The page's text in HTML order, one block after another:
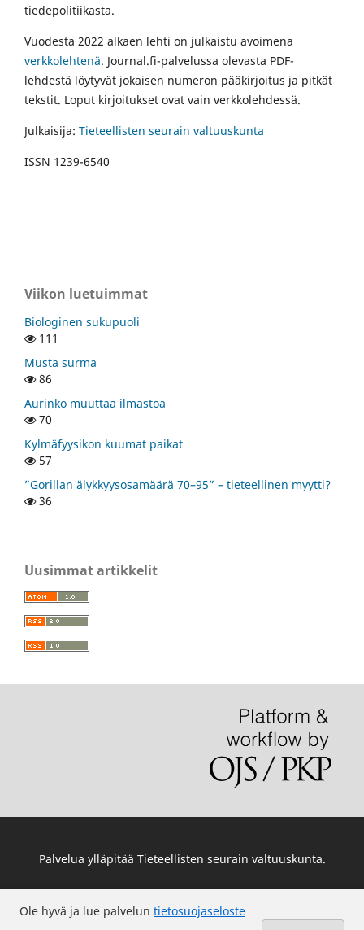
tiedepolitiikasta.
Vuodesta 2022 alkaen lehti on julkaistu avoimena
verkkolehtenä. Journal.fi-palvelussa olevasta PDF-
lehdestä löytyvät jokaisen numeron pääkirjoitus ja pitkät
tekstit. Loput kirjoitukset ovat vain verkkolehdessä.
Julkaisija: Tieteellisten seurain valtuuskunta
ISSN 1239-6540
Viikon luetuimmat
Biologinen sukupuoli
111
Musta surma
86
Aurinko muuttaa ilmastoa
70
Kylmäfyysikon kuumat paikat
57
”Gorillan älykkyysosamäärä 70–95” – tieteellinen myytti?
36
Uusimmat artikkelit
Ole hyvä ja lue palvelun tietosuojaseloste
Palvelua ylläpitää Tieteellisten seurain valtuuskunta.